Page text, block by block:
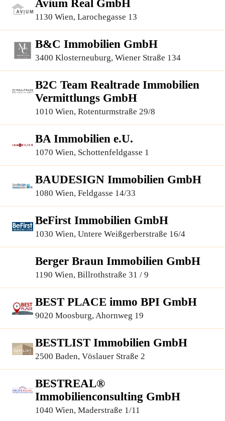
Avium Real GmbH
1130 Wien, Larochegasse 13
B&C Immobilien GmbH
3400 Klosterneuburg, Wiener Straße 134
B2C Team Realtrade Immobilien
Vermittlungs GmbH
1010 Wien, Rotenturmstraße 29/8
BA Immobilien e.U.
1070 Wien, Schottenfeldgasse 1
BAUDESIGN Immobilien GmbH
1080 Wien, Feldgasse 14/33
BeFirst Immobilien GmbH
1030 Wien, Untere Weißgerberstraße 16/4
Berger Braun Immobilien GmbH
1190 Wien, Billrothstraße 31 / 9
BEST PLACE immo BPI GmbH
9020 Moosburg, Ahornweg 19
BESTLIST Immobilien GmbH
2500 Baden, Vöslauer Straße 2
BESTREAL®
Immobilienconsulting GmbH
1040 Wien, Maderstraße 1/11